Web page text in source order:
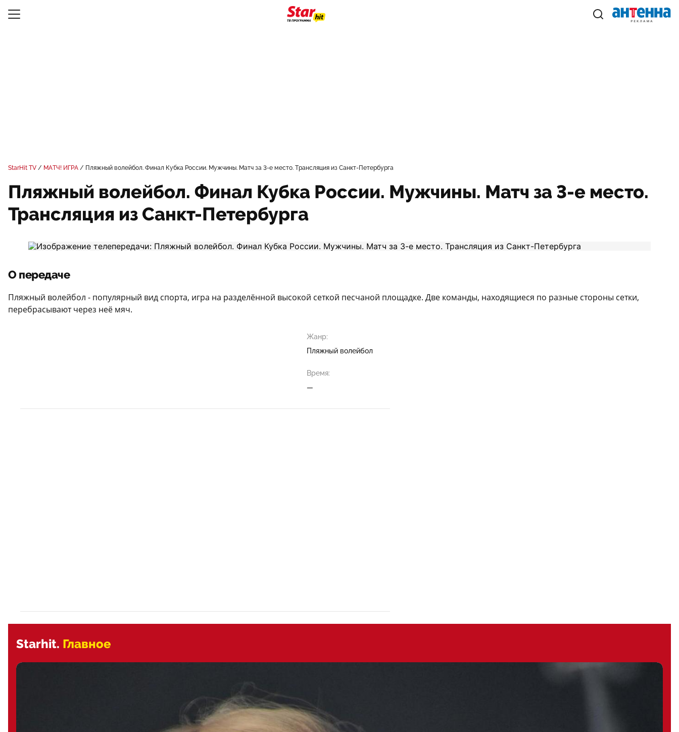
StarHit TV МАТЧ! ИГРА Пляжный волейбол. Финал Кубка России. Мужчины. Матч за 3-е место. Трансляция из Санкт-Петербурга
Пляжный волейбол. Финал Кубка России. Мужчины. Матч за 3-е место.
Трансляция из Санкт-Петербурга
О передаче
Пляжный волейбол - популярный вид спорта, игра на разделённой высокой сеткой песчаной площадке. Две команды, находящиеся по разные стороны сетки,
перебрасывают через неё мяч.
Жанр:
Пляжный волейбол
Время:
—
Starhit. Главное